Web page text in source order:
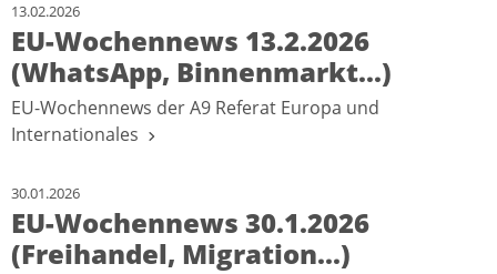
13.02.2026
EU-Wochennews 13.2.2026
(WhatsApp, Binnenmarkt...)
EU-Wochennews der A9 Referat Europa und
Internationales
30.01.2026
EU-Wochennews 30.1.2026
(Freihandel, Migration...)